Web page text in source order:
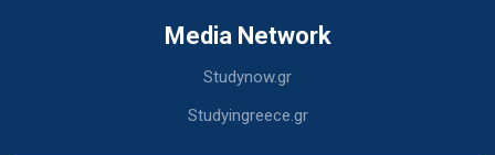
Media Network
Studynow.gr
Studyingreece.gr